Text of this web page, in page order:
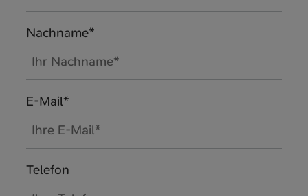
Nachname*
E-Mail*
Telefon